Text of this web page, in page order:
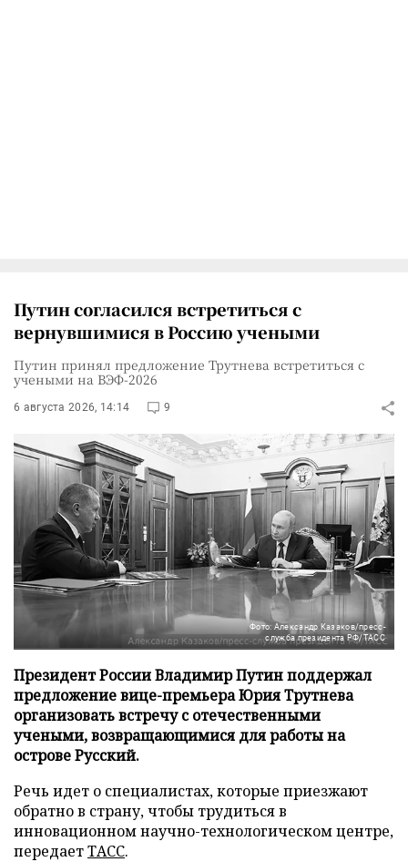
Путин согласился встретиться с
вернувшимися в Россию учеными
Путин принял предложение Трутнева встретиться с
учеными на ВЭФ-2026
6 августа 2026, 14:14 9
Фото: Александр Казаков/пресс-
служба президента РФ/ТАСС
Президент России Владимир Путин поддержал
предложение вице-премьера Юрия Трутнева
организовать встречу с отечественными
учеными, возвращающимися для работы на
острове Русский.
Речь идет о специалистах, которые приезжают
обратно в страну, чтобы трудиться в
инновационном научно-технологическом центре,
передаетТАСС.